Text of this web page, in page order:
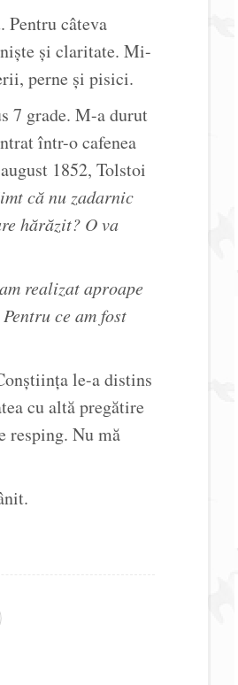
Pentru câteva
și claritate. Mi-
perne și pisici.
7 grade. M-a durut
într-o cafenea
1852, Tolstoi
că nu zadarnic
hărăzit? O va
realizat aproape
ce am fost
le-a distins
cu altă pregătire
resping. Nu mă